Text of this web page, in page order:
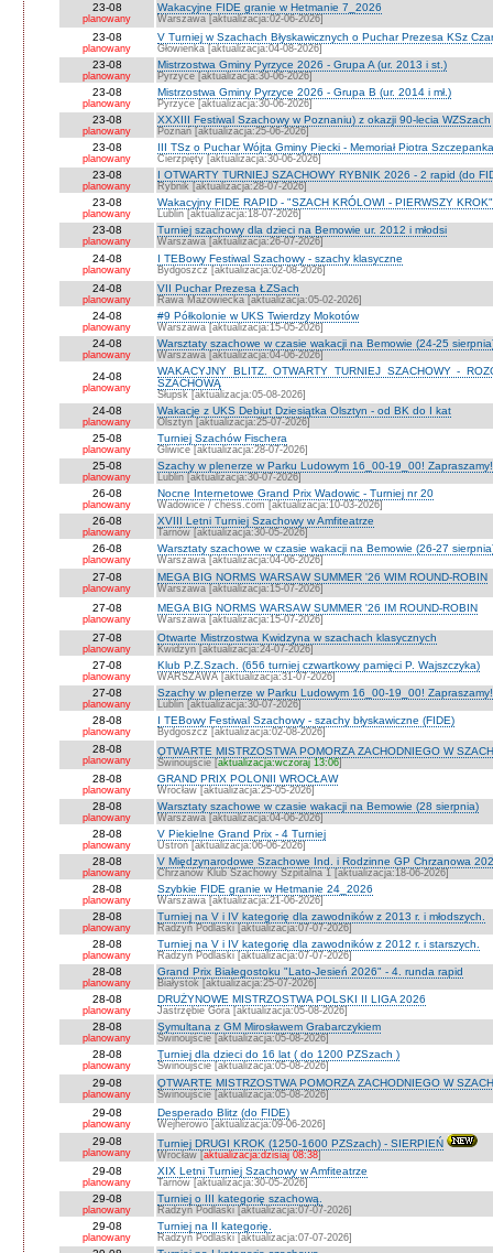
23-08
planowany
Wakacyjne FIDE granie w Hetmanie 7_2026
Warszawa [aktualizacja:02-06-2026]
23-08
planowany
V Turniej w Szachach Błyskawicznych o Puchar Prezesa KSz
Głowienka [aktualizacja:04-08-2026]
23-08
planowany
Mistrzostwa Gminy Pyrzyce 2026 - Grupa A (ur. 2013 i st.)
Pyrzyce [aktualizacja:30-06-2026]
23-08
planowany
Mistrzostwa Gminy Pyrzyce 2026 - Grupa B (ur. 2014 i mł.)
Pyrzyce [aktualizacja:30-06-2026]
23-08
planowany
XXXIII Festiwal Szachowy w Poznaniu) z okazji 90-lecia WZSzach
Poznań [aktualizacja:25-06-2026]
23-08
planowany
III TSz o Puchar Wójta Gminy Piecki - Memoriał Piotra
Cierzpięty [aktualizacja:30-06-2026]
23-08
planowany
I OTWARTY TURNIEJ SZACHOWY RYBNIK 2026 - 2 rapid (do
Rybnik [aktualizacja:28-07-2026]
23-08
planowany
Wakacyjny FIDE RAPID - "SZACH KRÓLOWI - PIERWSZY
Lublin [aktualizacja:18-07-2026]
23-08
planowany
Turniej szachowy dla dzieci na Bemowie ur. 2012 i młodsi
Warszawa [aktualizacja:26-07-2026]
24-08
planowany
I TEBowy Festiwal Szachowy - szachy klasyczne
Bydgoszcz [aktualizacja:02-08-2026]
24-08
planowany
VII Puchar Prezesa ŁZSach
Rawa Mazowiecka [aktualizacja:05-02-2026]
24-08
planowany
#9 Półkolonie w UKS Twierdzy Mokotów
Warszawa [aktualizacja:15-05-2026]
24-08
planowany
Warsztaty szachowe w czasie wakacji na Bemowie (24-25
Warszawa [aktualizacja:04-06-2026]
24-08
planowany
WAKACYJNY BLITZ. OTWARTY TURNIEJ SZACHOWY -
SZACHOWĄ
Słupsk [aktualizacja:05-08-2026]
24-08
planowany
Wakacje z UKS Debiut Dziesiątka Olsztyn - od BK do I kat
Olsztyn [aktualizacja:25-07-2026]
25-08
planowany
Turniej Szachów Fischera
Gliwice [aktualizacja:28-07-2026]
25-08
planowany
Szachy w plenerze w Parku Ludowym 16_00-19_00! Zapraszamy!
Lublin [aktualizacja:30-07-2026]
26-08
planowany
Nocne Internetowe Grand Prix Wadowic - Turniej nr 20
Wadowice / chess.com [aktualizacja:10-03-2026]
26-08
planowany
XVIII Letni Turniej Szachowy w Amfiteatrze
Tarnów [aktualizacja:30-05-2026]
26-08
planowany
Warsztaty szachowe w czasie wakacji na Bemowie (26-27
Warszawa [aktualizacja:04-06-2026]
27-08
planowany
MEGA BIG NORMS WARSAW SUMMER '26 WIM ROUND-ROBIN
Warszawa [aktualizacja:15-07-2026]
27-08
planowany
MEGA BIG NORMS WARSAW SUMMER '26 IM ROUND-ROBIN
Warszawa [aktualizacja:15-07-2026]
27-08
planowany
Otwarte Mistrzostwa Kwidzyna w szachach klasycznych
Kwidzyn [aktualizacja:24-07-2026]
27-08
planowany
Klub P.Z.Szach. (656 turniej czwartkowy pamięci P. Wajszczyka)
WARSZAWA [aktualizacja:31-07-2026]
27-08
planowany
Szachy w plenerze w Parku Ludowym 16_00-19_00! Zapraszamy!
Lublin [aktualizacja:30-07-2026]
28-08
planowany
I TEBowy Festiwal Szachowy - szachy błyskawiczne (FIDE)
Bydgoszcz [aktualizacja:02-08-2026]
28-08
planowany
OTWARTE MISTRZOSTWA POMORZA ZACHODNIEGO W
Świnoujście [aktualizacja:wczoraj 13:06]
28-08
planowany
GRAND PRIX POLONII WROCŁAW
Wrocław [aktualizacja:25-05-2026]
28-08
planowany
Warsztaty szachowe w czasie wakacji na Bemowie (28 sierpnia)
Warszawa [aktualizacja:04-06-2026]
28-08
planowany
V Piekielne Grand Prix - 4 Turniej
Ustroń [aktualizacja:06-06-2026]
28-08
planowany
V Międzynarodowe Szachowe Ind. i Rodzinne GP Chrzanowa
Chrzanów Klub Szachowy Szpitalna 1 [aktualizacja:18-06-2026]
28-08
planowany
Szybkie FIDE granie w Hetmanie 24_2026
Warszawa [aktualizacja:21-06-2026]
28-08
planowany
Turniej na V i IV kategorię dla zawodników z 2013 r. i młodszych.
Radzyń Podlaski [aktualizacja:07-07-2026]
28-08
planowany
Turniej na V i IV kategorię dla zawodników z 2012 r. i starszych.
Radzyń Podlaski [aktualizacja:07-07-2026]
28-08
planowany
Grand Prix Białegostoku "Lato-Jesień 2026" - 4. runda rapid
Białystok [aktualizacja:25-07-2026]
28-08
planowany
DRUŻYNOWE MISTRZOSTWA POLSKI II LIGA 2026
Jastrzębie Góra [aktualizacja:05-08-2026]
28-08
planowany
Symultana z GM Mirosławem Grabarczykiem
Świnoujście [aktualizacja:05-08-2026]
28-08
planowany
Turniej dla dzieci do 16 lat ( do 1200 PZSzach )
Świnoujście [aktualizacja:05-08-2026]
29-08
planowany
OTWARTE MISTRZOSTWA POMORZA ZACHODNIEGO W
Świnoujście [aktualizacja:05-08-2026]
29-08
planowany
Desperado Blitz (do FIDE)
Wejherowo [aktualizacja:09-06-2026]
29-08
planowany
Turniej DRUGI KROK (1250-1600 PZSzach) - SIERPIEŃ
Wrocław [aktualizacja:dzisiaj 08:38]
29-08
planowany
XIX Letni Turniej Szachowy w Amfiteatrze
Tarnów [aktualizacja:30-05-2026]
29-08
planowany
Turniej o III kategorię szachową.
Radzyń Podlaski [aktualizacja:07-07-2026]
29-08
planowany
Turniej na II kategorię.
Radzyń Podlaski [aktualizacja:07-07-2026]